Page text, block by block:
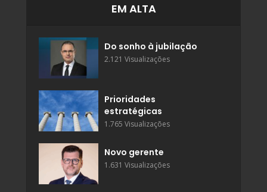
EM ALTA
Do sonho à jubilação
2.121 Visualizações
Prioridades
estratégicas
1.765 Visualizações
Novo gerente
1.631 Visualizações